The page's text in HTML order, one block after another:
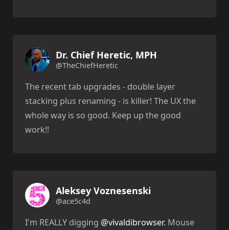
Dr. Chief Heretic, MPH
@TheChiefHeretic
The recent tab upgrades - double layer
stacking plus renaming - is killer! The UX the
whole way is so good. Keep up the good
work!!
Aleksey Voznesenski
@ace5c4d
I'm REALLY digging @vivaldibrowser. Mouse